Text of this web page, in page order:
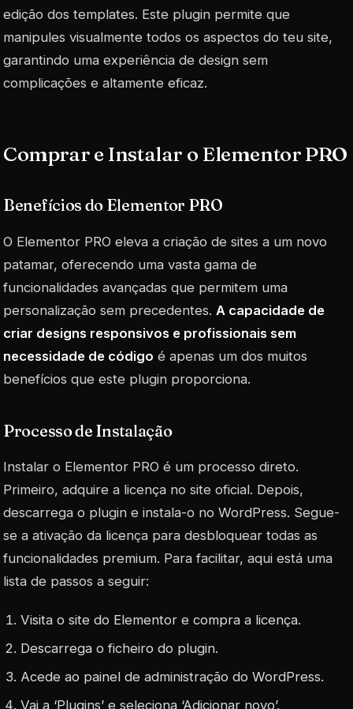
edição dos templates. Este plugin permite que
manipules visualmente todos os aspectos do teu site,
garantindo uma experiência de design sem
complicações e altamente eficaz.
Comprar e Instalar o Elementor PRO
Benefícios do Elementor PRO
O Elementor PRO eleva a criação de sites a um novo
patamar, oferecendo uma vasta gama de
funcionalidades avançadas que permitem uma
personalização sem precedentes. A capacidade de
criar designs responsivos e profissionais sem
necessidade de código é apenas um dos muitos
benefícios que este plugin proporciona.
Processo de Instalação
Instalar o Elementor PRO é um processo direto.
Primeiro, adquire a licença no site oficial. Depois,
descarrega o plugin e instala-o no WordPress. Segue-
se a ativação da licença para desbloquear todas as
funcionalidades premium. Para facilitar, aqui está uma
lista de passos a seguir:
Visita o site do Elementor e compra a licença.
Descarrega o ficheiro do plugin.
Acede ao painel de administração do WordPress.
Vai a ‘Plugins’ e seleciona ‘Adicionar novo’.